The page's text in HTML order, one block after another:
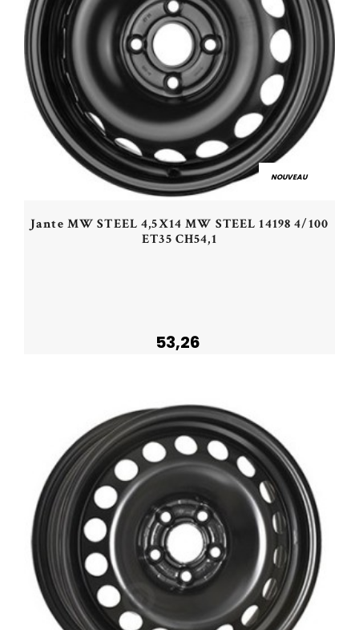
Acheter
NOUVEAU
Jante MW STEEL 4,5X14 MW STEEL 14198 4/100
ET35 CH54,1
53,26